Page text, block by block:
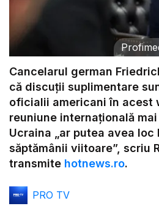
Cancelarul german
că discuții suplimentare
oficialii americani în acest
reuniune internațională
Ucraina „ar putea avea loc
săptămânii viitoare”, scriu
transmite hotnews.ro.
PRO TV